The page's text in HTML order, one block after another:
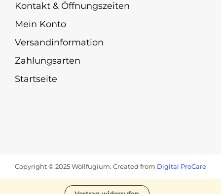
Kontakt & Öffnungszeiten
Mein Konto
Versandinformation
Zahlungsarten
Startseite
Copyright © 2025 Wollfugium. Created from Digital ProCare